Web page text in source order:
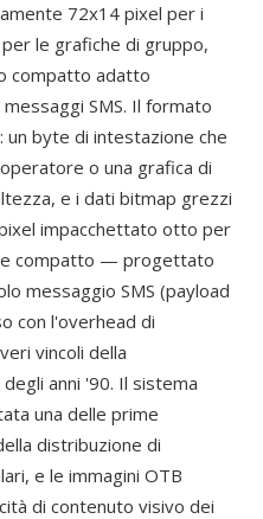
72x14 pixel per i
le grafiche di gruppo,
compatto adatto
SMS. Il formato
byte di intestazione che
o una grafica di
e i dati bitmap grezzi
impacchettato otto per
compatto — progettato
messaggio SMS (payload
con l'overhead di
vincoli della
anni '90. Il sistema
una delle prime
distribuzione di
e le immagini OTB
di contenuto visivo dei